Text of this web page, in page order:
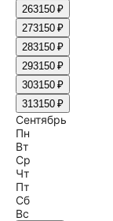
263150 ₽
273150 ₽
283150 ₽
293150 ₽
303150 ₽
313150 ₽
Сентябрь
Пн
Вт
Ср
Чт
Пт
Сб
Вс